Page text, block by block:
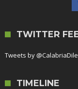
TWITTER
Tweets by
TIMELINE